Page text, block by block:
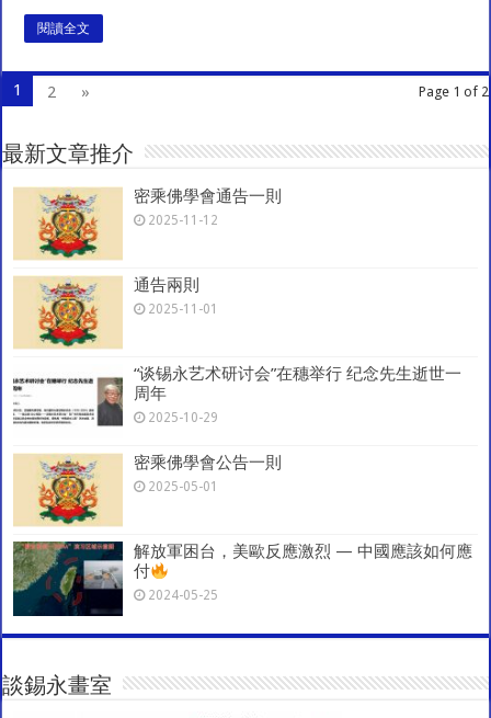
閱讀全文
Page 1 of 2
1 2 »
最新文章推介
密乘佛學會通告一則
2025-11-12
通告兩則
2025-11-01
“谈锡永艺术研讨会”在穗举行 纪念先生逝世一
周年
2025-10-29
密乘佛學會公告一則
2025-05-01
解放軍困台，美歐反應激烈 — 中國應該如何應
付
2024-05-25
談錫永畫室